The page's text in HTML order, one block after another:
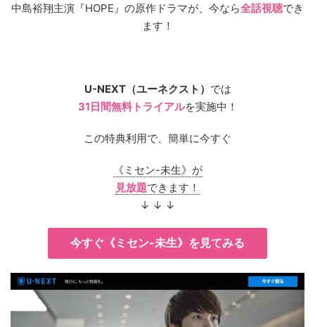
中島裕翔主演『HOPE』の原作ドラマが、今なら全話視聴でき
ます！
U-NEXT（ユーネクスト） では
31日間無料トライアルを実施中！
この特典利用で、簡単に今すぐ
《ミセン-未生》が
見放題できます！
↓ ↓ ↓
今すぐ《ミセン-未生》を見てみる